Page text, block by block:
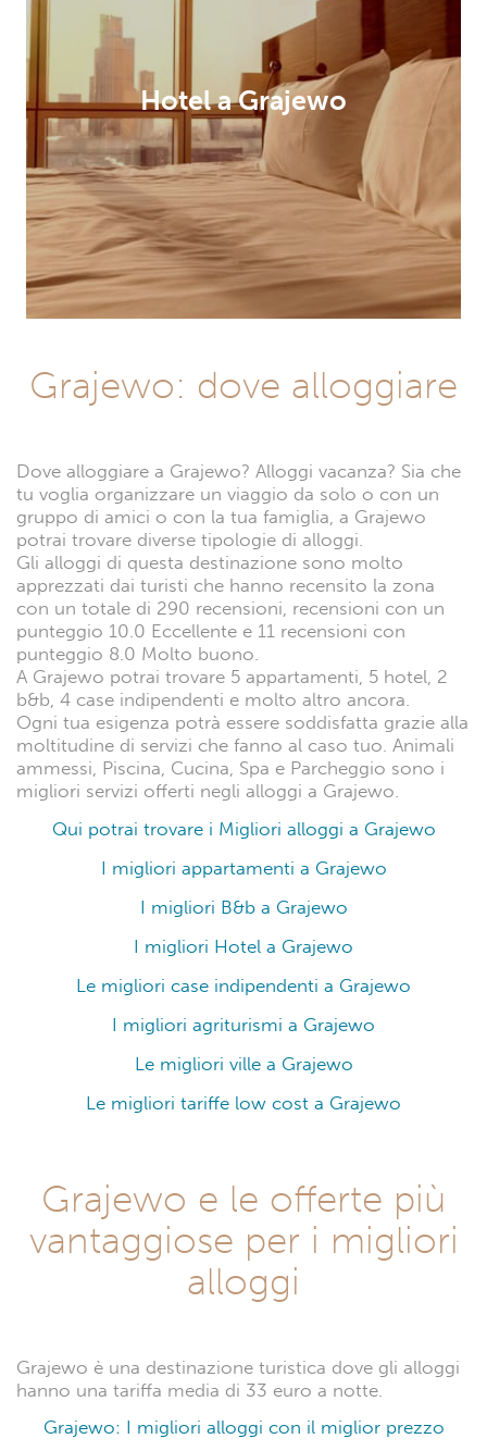
Hotel a Grajewo
Grajewo: dove alloggiare
Dove alloggiare a Grajewo? Alloggi vacanza? Sia che
tu voglia organizzare un viaggio da solo o con un
gruppo di amici o con la tua famiglia, a Grajewo
potrai trovare diverse tipologie di alloggi.
Gli alloggi di questa destinazione sono molto
apprezzati dai turisti che hanno recensito la zona
con un totale di 290 recensioni, recensioni con un
punteggio 10.0 Eccellente e 11 recensioni con
punteggio 8.0 Molto buono.
A Grajewo potrai trovare 5 appartamenti, 5 hotel, 2
b&b, 4 case indipendenti e molto altro ancora.
Ogni tua esigenza potrà essere soddisfatta grazie alla
moltitudine di servizi che fanno al caso tuo. Animali
ammessi, Piscina, Cucina, Spa e Parcheggio sono i
migliori servizi offerti negli alloggi a Grajewo.
Qui potrai trovare i Migliori alloggi a Grajewo
I migliori appartamenti a Grajewo
I migliori B&b a Grajewo
I migliori Hotel a Grajewo
Le migliori case indipendenti a Grajewo
I migliori agriturismi a Grajewo
Le migliori ville a Grajewo
Le migliori tariffe low cost a Grajewo
Grajewo e le offerte più
vantaggiose per i migliori
alloggi
Grajewo è una destinazione turistica dove gli alloggi
hanno una tariffa media di 33 euro a notte.
Grajewo: I migliori alloggi con il miglior prezzo